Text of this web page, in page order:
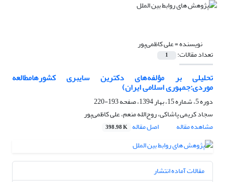
نویسنده =علی کاظمی‌پور
تعداد مقالات: 1
تحلیلی بر مؤلفه‌های دکترین سایبری کشورهامطالعه
موردی:جمهوری اسلامی ایران)
دوره 5، شماره 15، بهار 1394، صفحه
193-220
سجاد کریمی پاشاکی، روح‌الله منعم، علی کاظمی‌پور
مشاهده مقاله
اصل مقاله 398.98 K
مقالات آماده انتشار